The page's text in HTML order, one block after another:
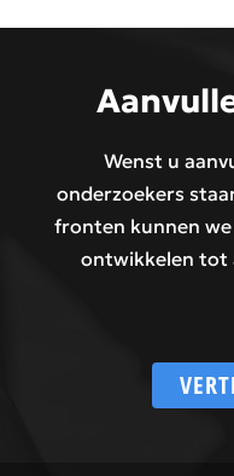
Wenst u
onderzoekers
fronten kunnen
ontwikkelen tot